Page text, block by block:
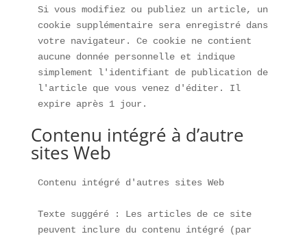
Si vous modifiez ou publiez un article, un
cookie supplémentaire sera enregistré dans
votre navigateur. Ce cookie ne contient
aucune donnée personnelle et indique
simplement l'identifiant de publication de
l'article que vous venez d'éditer. Il
expire après 1 jour.
Contenu intégré à d’autre
sites Web
Contenu intégré d'autres sites Web
Texte suggéré : Les articles de ce site
peuvent inclure du contenu intégré (par